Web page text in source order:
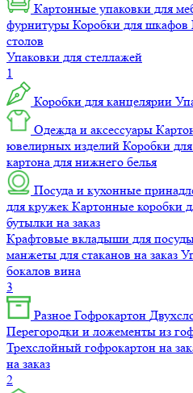
Картонные упаковки для
фурнитуры Коробки для шкафов
столов
Упаковки для стеллажей
1
Коробки для канцелярии
Одежда и аксессуары
ювелирных изделий Коробки
картона для нижнего белья
Посуда и кухонные
для кружек Картонные коробки
бутылки на заказ
Крафтовые вкладыши для посуды
манжеты для стаканов на заказ
бокалов вина
3
Разное Гофрокартон
Перегородки и ложементы из
Трехслойный гофрокартон на
на заказ
2